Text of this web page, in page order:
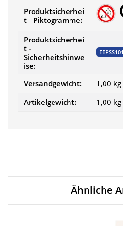
Produktsicherhei
t - Piktogramme:
Produktsicherhei
t -
Sicherheitshinwe
ise:
EBPSS101
Versandgewicht:
1,00 kg
Artikelgewicht:
1,00 kg
Ähnliche